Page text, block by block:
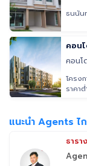
ธนนัน
คอน
คอนโ
โครง
ราคา
แนะนำ Agents ไ
ธาร